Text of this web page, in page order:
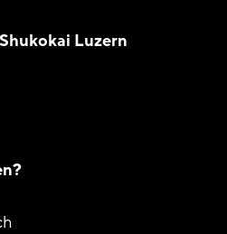
Shukokai Luzern